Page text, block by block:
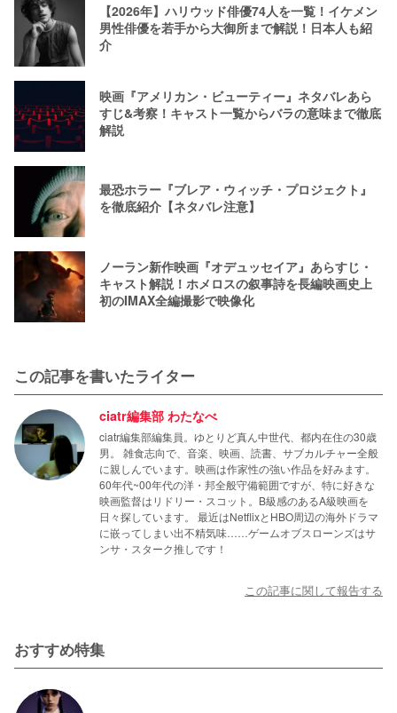
【2026年】ハリウッド俳優74人を一覧！イケメン
男性俳優を若手から大御所まで解説！日本人も紹
介
映画『アメリカン・ビューティー』ネタバレあら
すじ&考察！キャスト一覧からバラの意味まで徹底
解説
最恐ホラー『ブレア・ウィッチ・プロジェクト』
を徹底紹介【ネタバレ注意】
ノーラン新作映画『オデュッセイア』あらすじ・
キャスト解説！ホメロスの叙事詩を長編映画史上
初のIMAX全編撮影で映像化
この記事を書いたライター
ciatr編集部 わたなべ
ciatr編集部編集員。ゆとりど真ん中世代、都内在住の30歳
男。 雑食志向で、音楽、映画、読書、サブカルチャー全般
に親しんでいます。映画は作家性の強い作品を好みます。
60年代~00年代の洋・邦全般守備範囲ですが、特に好きな
映画監督はリドリー・スコット。B級感のあるA級映画を
日々探しています。 最近はNetflixとHBO周辺の海外ドラマ
に嵌ってしまい出不精気味……ゲームオブスローンズはサ
ンサ・スターク推しです！
この記事に関して報告する
おすすめ特集